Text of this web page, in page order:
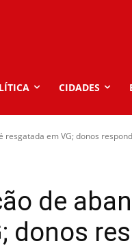
CIDADES
resgatada em VG; donos
de
donos